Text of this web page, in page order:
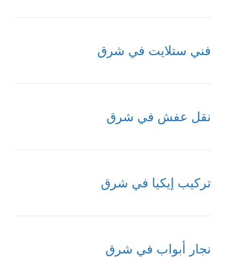
فني ستلايت في شرق
نقل عفش في شرق
تركيب إيكيا في شرق
نجار أبواب في شرق